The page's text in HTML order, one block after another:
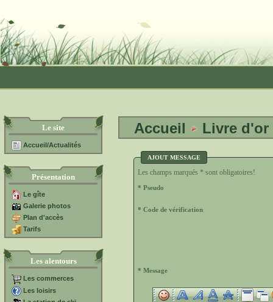
Le site
Accueil/Actualités
Présentation
Le gîte
Galerie photos
Plan d'accès
Tarifs
Les alentours
Les commerces
Les loisirs
Accueil Livre d'or
AJOUT MESSAGE
Les champs marqués * sont obligatoires!
* Pseudo
* Code de vérification
* Message